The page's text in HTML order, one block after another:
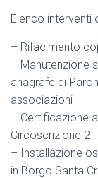
Elenco interventi
– Rifacimento
– Manutenzione
anagrafe di
associazioni
– Certificazione
Circoscrizione 2
– Installazione
in Borgo Santa